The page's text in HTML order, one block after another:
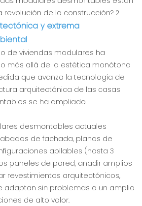
y extrema
de viviendas modulares ha
más allá de la estética monótona
que avanza la tecnología de
arquitectónica de las casas
se ha ampliado
desmontables actuales
de fachada, planos de
apilables (hasta 3
paneles de pared, añadir amplios
revestimientos arquitectónicos,
adaptan sin problemas a un amplio
de alto valor.